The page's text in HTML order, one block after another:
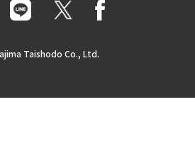
Taishodo Co., Ltd.